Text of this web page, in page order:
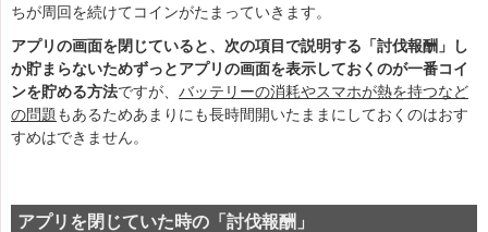
ちが周回を続けてコインがたまっていきます。
アプリの画面を閉じていると、次の項目で説明する「討伐報酬」し
か貯まらないためずっとアプリの画面を表示しておくのが一番コイ
ンを貯める方法ですが、 バッテリーの消耗やスマホが熱を持つなど
の問題もあるためあまりにも長時間開いたままにしておくのはおす
すめはできません。
アプリを閉じていた時の「討伐報酬」